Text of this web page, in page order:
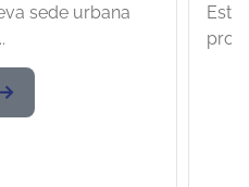
sede urbana